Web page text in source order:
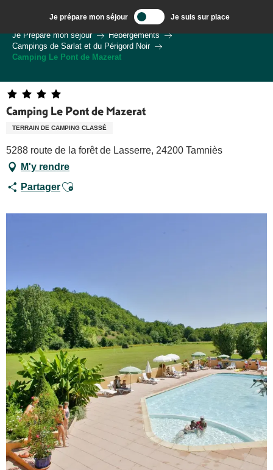
contenu
principal
Je prépare mon séjour Je suis sur place
Bienvenue à Sarlat, Capitale du Périgord Noir
Je Prépare mon séjour
Hébergements
Campings de Sarlat et du Périgord Noir
Camping Le Pont de Mazerat
Camping Le Pont de Mazerat
TERRAIN DE CAMPING CLASSÉ
5288 route de la forêt de Lasserre, 24200 Tamniès
M'y rendre
PartagerAjouter aux favoris